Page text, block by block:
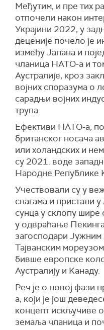
Међутим, и пре тих
отпочели након
Украјини 2022, у
деценије почело је
између Јапана и
чланица НАТО-а и
Аустралије, кроз
војних споразума о
сарадњи војних
трупа.
Ефективи НАТО-а,
британског носача
или холандских и
су 2021. воде
Народне Републике
Учествовали су у
снагама и пристали
сунца у склопу шире
у одвраћање
загосподари
Тајванским
бивше европске
Аустралију и Kанаду.
Реч је о новој
а, који је још
концепт искључиве
земаља чланица и